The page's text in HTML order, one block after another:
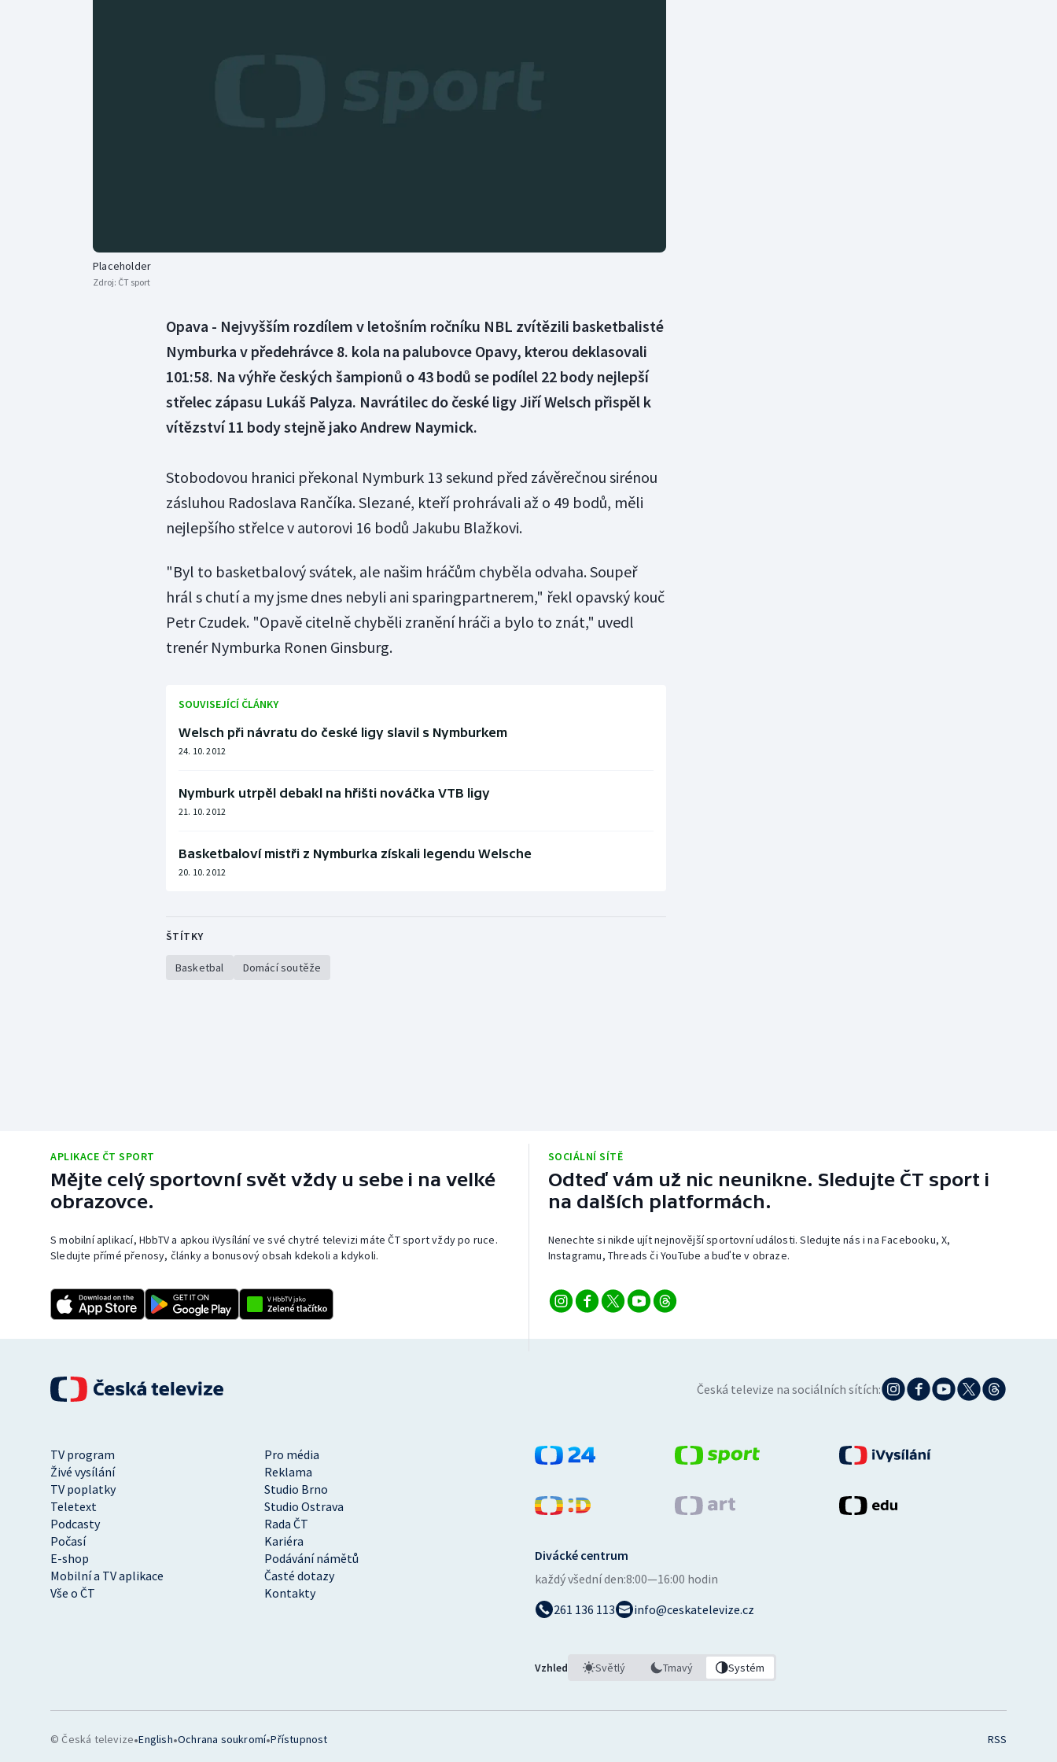
Placeholder
Zdroj: ČT sport
Opava - Nejvyšším rozdílem v letošním ročníku NBL zvítězili basketbalisté
Nymburka v předehrávce 8. kola na palubovce Opavy, kterou deklasovali
101:58. Na výhře českých šampionů o 43 bodů se podílel 22 body nejlepší
střelec zápasu Lukáš Palyza. Navrátilec do české ligy Jiří Welsch přispěl k
vítězství 11 body stejně jako Andrew Naymick.
Stobodovou hranici překonal Nymburk 13 sekund před závěrečnou sirénou
zásluhou Radoslava Rančíka. Slezané, kteří prohrávali až o 49 bodů, měli
nejlepšího střelce v autorovi 16 bodů Jakubu Blažkovi.
"Byl to basketbalový svátek, ale našim hráčům chyběla odvaha. Soupeř
hrál s chutí a my jsme dnes nebyli ani sparingpartnerem," řekl opavský kouč
Petr Czudek. "Opavě citelně chyběli zranění hráči a bylo to znát," uvedl
trenér Nymburka Ronen Ginsburg.
SOUVISEJÍCÍ ČLÁNKY
Welsch při návratu do české ligy slavil s Nymburkem
24. 10. 2012
Nymburk utrpěl debakl na hřišti nováčka VTB ligy
21. 10. 2012
Basketbaloví mistři z Nymburka získali legendu Welsche
20. 10. 2012
ŠTÍTKY
Basketbal Domácí soutěže
APLIKACE ČT SPORT
Mějte celý sportovní svět vždy u sebe i na velké
obrazovce.
S mobilní aplikací, HbbTV a apkou iVysílání ve své chytré televizi máte ČT sport vždy po ruce.
Sledujte přímé přenosy, články a bonusový obsah kdekoli a kdykoli.
SOCIÁLNÍ SÍTĚ
Odteď vám už nic neunikne. Sledujte ČT sport i
na dalších platformách.
Nenechte si nikde ujít nejnovější sportovní události. Sledujte nás i na Facebooku, X,
Instagramu, Threads či YouTube a buďte v obraze.
Česká televize na sociálních sítích:
TV program
Pro média
Živé vysílání
Reklama
TV poplatky
Studio Brno
Teletext
Studio Ostrava
Podcasty
Rada ČT
Počasí
Kariéra
E-shop
Podávání námětů
Mobilní a TV aplikace
Časté dotazy
Vše o ČT
Kontakty
Divácké centrum
každý všední den:8:00—16:00 hodin
261 136 113
info@ceskatelevize.cz
Vzhled Světlý Tmavý Systém
© Česká televize•English•Ochrana soukromí•Přístupnost RSS